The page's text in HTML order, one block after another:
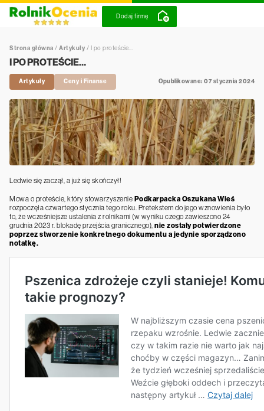
Dodaj firmę
Strona główna / Artykuły / I po proteście…
I PO PROTEŚCIE…
Artykuły Ceny i Finanse Opublikowane: 07 stycznia 2024
Ledwie się zaczął, a już się skończył!
Mowa o proteście, który stowarzyszenie Podkarpacka Oszukana Wieś
rozpoczęła czwartego stycznia tego roku. Pretekstem do jego wznowienia było
to, że wcześniejsze ustalenia z rolnikami (w wyniku czego zawieszono 24
grudnia 2023 r. blokadę przejścia granicznego), nie zostały potwierdzone
poprzez stworzenie konkretnego dokumentu a jedynie sporządzono
notatkę.